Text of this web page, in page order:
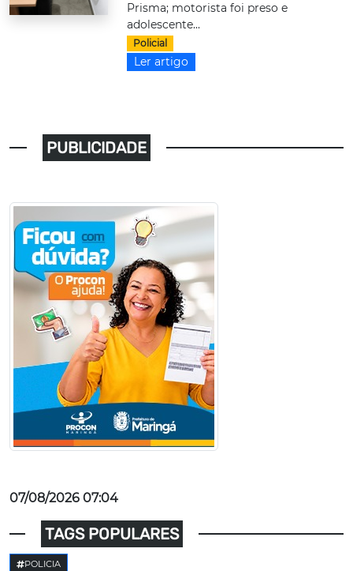
Prisma; motorista foi preso e
adolescente...
Policial
Ler artigo
PUBLICIDADE
07/08/2026 07:04
TAGS POPULARES
POLICIA